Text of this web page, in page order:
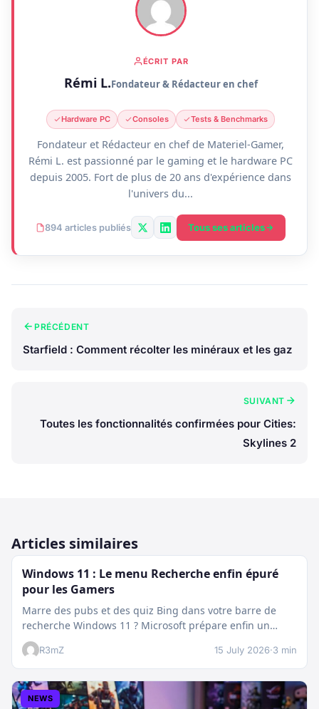
ÉCRIT PAR
Rémi L.Fondateur & Rédacteur en chef
Hardware PC Consoles Tests & Benchmarks
Fondateur et Rédacteur en chef de Materiel-Gamer,
Rémi L. est passionné par le gaming et le hardware PC
depuis 2005. Fort de plus de 20 ans d'expérience dans
l'univers du...
894 articles publiés Tous ses articles
PRÉCÉDENT
Starfield : Comment récolter les minéraux et les gaz
SUIVANT
Toutes les fonctionnalités confirmées pour Cities:
Skylines 2
Articles similaires
Windows 11 : Le menu Recherche enfin épuré
pour les Gamers
Marre des pubs et des quiz Bing dans votre barre de
recherche Windows 11 ? Microsoft prépare enfin un
nettoyage…
R3mZ 15 July 2026·3 min
NEWS